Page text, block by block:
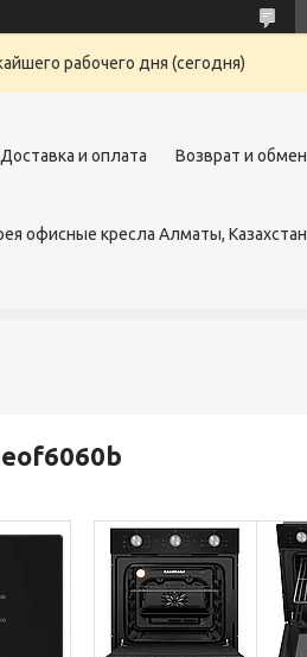
рабочего дня (сегодня)
Доставка и оплата Возврат и обмен
офисные кресла Алматы, Казахстан